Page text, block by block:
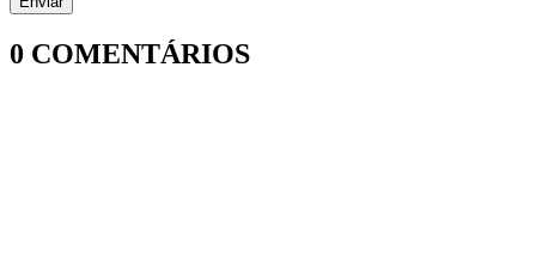
0 COMENTÁRIOS